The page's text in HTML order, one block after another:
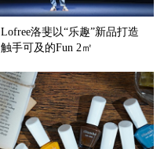
Lofree洛斐以“乐趣”新品打造
触手可及的Fun 2㎡